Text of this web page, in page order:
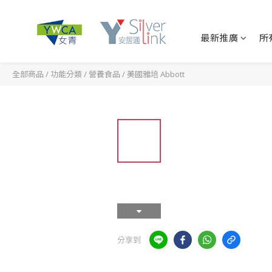
最新推廣 所
全部商品 / 功能分類 / 營養食品 / 美國雅培 Abbott
分享到